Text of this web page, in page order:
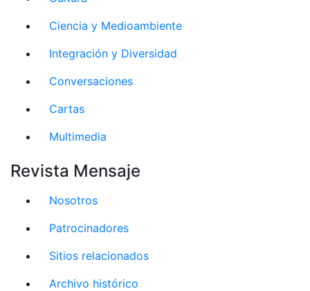
Ciencia y Medioambiente
Integración y Diversidad
Conversaciones
Cartas
Multimedia
Revista Mensaje
Nosotros
Patrocinadores
Sitios relacionados
Archivo histórico